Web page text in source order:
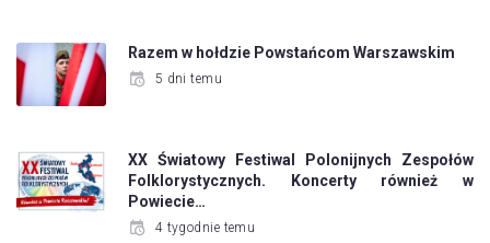
Razem w hołdzie Powstańcom Warszawskim
5 dni temu
XX Światowy Festiwal Polonijnych Zespołów
Folklorystycznych. Koncerty również w
Powiecie…
4 tygodnie temu